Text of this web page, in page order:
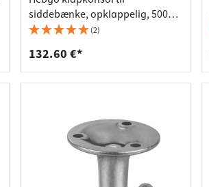
siddebænke, opklappelig, 500
kg, med fjeder, i
(2)
132.60 €*